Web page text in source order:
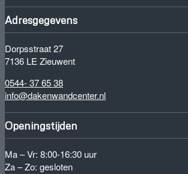
Adresgegevens
Dorpsstraat 27
7136 LE Zieuwent
0544- 37 65 38
info@dakenwandcenter.nl
Openingstijden
Ma – Vr: 8:00-16:30 uur
Za – Zo: gesloten